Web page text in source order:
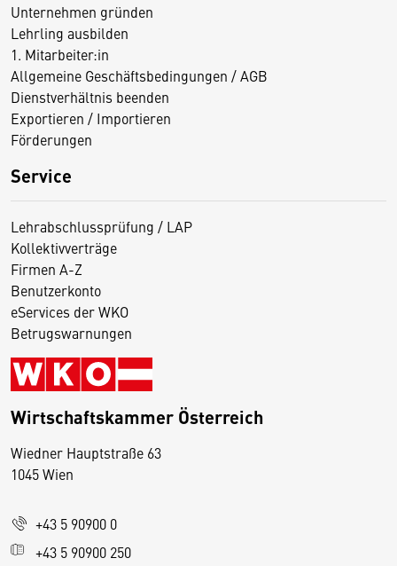
Unternehmen gründen
Lehrling ausbilden
1. Mitarbeiter:in
Allgemeine Geschäftsbedingungen / AGB
Dienstverhältnis beenden
Exportieren / Importieren
Förderungen
Service
Lehrabschlussprüfung / LAP
Kollektivverträge
Firmen A-Z
Benutzerkonto
eServices der WKO
Betrugswarnungen
Wirtschaftskammer Österreich
Wiedner Hauptstraße 63
1045 Wien
+43 5 90900 0
+43 5 90900 250
D
s
e